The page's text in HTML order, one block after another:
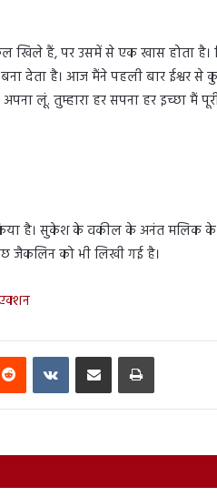
खिले हैं, पर उसमें से एक खास होता है।
देता है। आज मैंने पहली बार ईश्वर से
लूं. तुम्हारा हर सपना हर इच्छा मैं
है। सुकेश के वकील के अनंत मलिक
जैकलिन को भी लिखी गई है।
Reddit VKontakteShare via Email Print